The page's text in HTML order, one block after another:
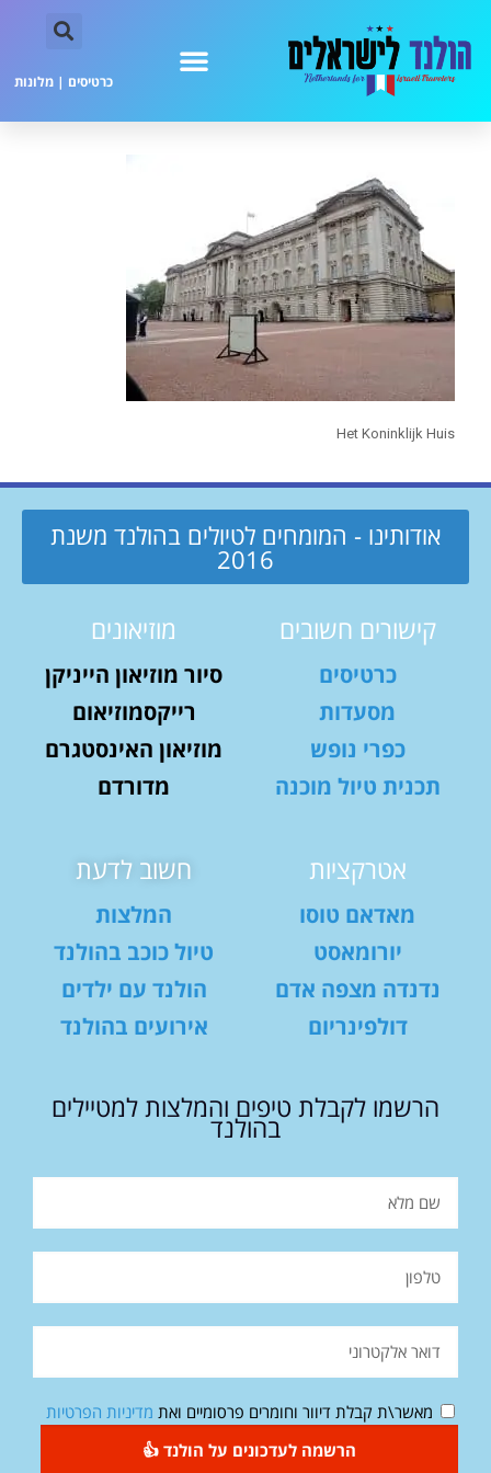
כרטיסים | מלונות
Het Koninklijk Huis
אודותינו - המומחים לטיולים בהולנד משנת
2016
קישורים חשובים
כרטיסים
מסעדות
כפרי נופש
תכנית טיול מוכנה
מוזיאונים
סיור מוזיאון הייניקן
רייקסמוזיאום
מוזיאון האינסטגרם
מדורדם
אטרקציות
מאדאם טוסו
יורומאסט
נדנדה מצפה אדם
דולפינריום
חשוב לדעת
המלצות
טיול כוכב בהולנד
הולנד עם ילדים
אירועים בהולנד
הרשמו לקבלת טיפים והמלצות למטיילים
בהולנד
מאשר\ת קבלת דיוור וחומרים פרסומיים ואת מדיניות הפרטיות
הרשמה לעדכונים על הולנד 👍